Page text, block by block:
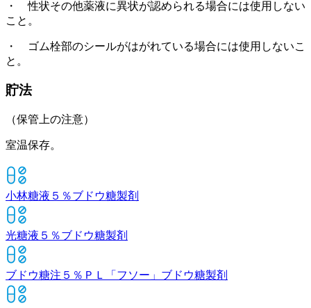
・ 性状その他薬液に異状が認められる場合には使用しない
こと。
・ ゴム栓部のシールがはがれている場合には使用しないこ
と。
貯法
（保管上の注意）
室温保存。
小林糖液５％ブドウ糖製剤
光糖液５％ブドウ糖製剤
ブドウ糖注５％ＰＬ「フソー」 ブドウ糖製剤